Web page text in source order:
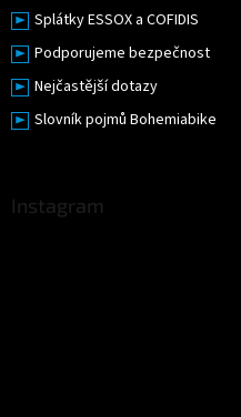
Splátky ESSOX a COFIDIS
Podporujeme bezpečnost
Nejčastější dotazy
Slovník pojmů Bohemiabike
Instagram